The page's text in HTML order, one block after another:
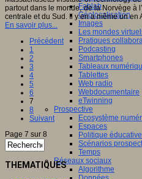
Fablab
Géolocalisation
Images
Les mondes
Pratiques
Podcasting
Smartphones
Tableaux
Tablettes
Web radio
Webdocumentaire
eTwinning
Prospective
Ecosystème
Espaces
Politique éducative
Scénarios
Temps
Réseaux sociaux
Algorithme
partout dans le monde, de la Norvège à
centrale et du Sud. Il y en a même un en
En savoir plus...
Précédent
1
2
3
4
5
6
7
8
Suivant
Page 7 sur 8
THEMATIQUES